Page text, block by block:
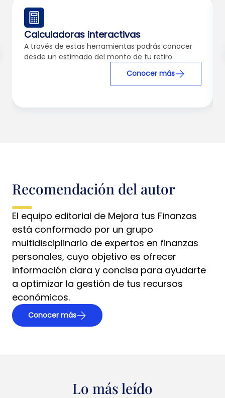
Calculadoras interactivas
A través de estas herramientas podrás conocer
desde un estimado del monto de tu retiro.
Conocer más
Recomendación del autor
El equipo editorial de Mejora tus Finanzas
está conformado por un grupo
multidisciplinario de expertos en finanzas
personales, cuyo objetivo es ofrecer
información clara y concisa para ayudarte
a optimizar la gestión de tus recursos
económicos.
Conocer más
Lo más leído